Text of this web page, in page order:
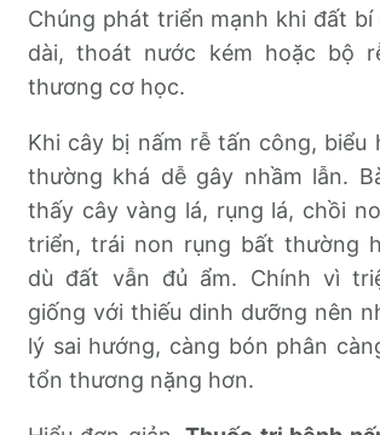
Chúng phát triển mạnh khi đất bí
dài, thoát nước kém hoặc bộ
thương cơ học.
Khi cây bị nấm rễ tấn công, biểu
thường khá dễ gây nhầm lẫn.
thấy cây vàng lá, rụng lá, chồi
triển, trái non rụng bất thường
dù đất vẫn đủ ẩm. Chính vì
giống với thiếu dinh dưỡng nên
lý sai hướng, càng bón phân
tổn thương nặng hơn.